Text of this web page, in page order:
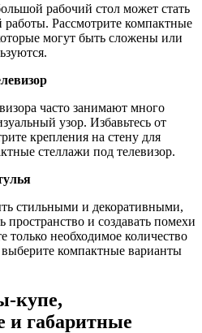
рабочий стол может стать
Рассмотрите компактные
могут быть сложены или
часто занимают много
узор. Избавьтесь от
крепления на стену для
стеллажи под телевизор.
стильными и декоративными,
пространство и создавать помехи
только необходимое количество
компактные варианты
купе,
и габаритные